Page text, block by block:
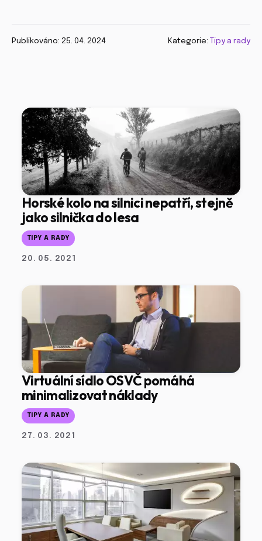
Publikováno: 25. 04. 2024 Kategorie: Tipy a rady
Horské kolo na silnici nepatří, stejně
jako silnička do lesa
TIPY A RADY
20. 05. 2021
Virtuální sídlo OSVČ pomáhá
minimalizovat náklady
TIPY A RADY
27. 03. 2021